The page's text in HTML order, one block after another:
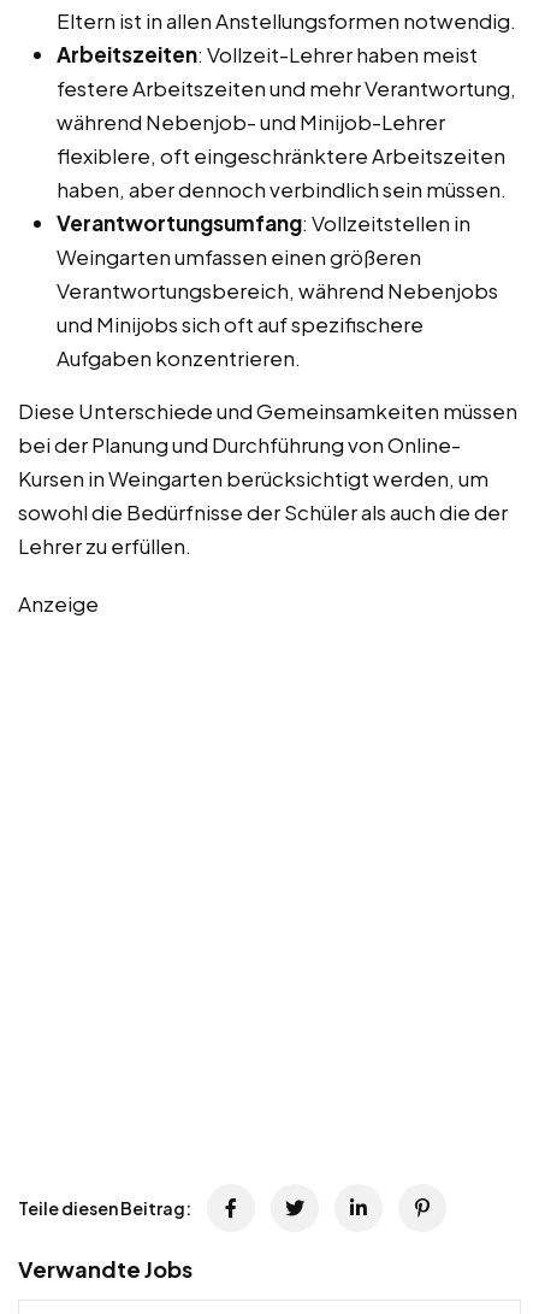
Eltern ist in allen Anstellungsformen notwendig.
Arbeitszeiten: Vollzeit-Lehrer haben meist
festere Arbeitszeiten und mehr Verantwortung,
während Nebenjob- und Minijob-Lehrer
flexiblere, oft eingeschränktere Arbeitszeiten
haben, aber dennoch verbindlich sein müssen.
Verantwortungsumfang: Vollzeitstellen in
Weingarten umfassen einen größeren
Verantwortungsbereich, während Nebenjobs
und Minijobs sich oft auf spezifischere
Aufgaben konzentrieren.
Diese Unterschiede und Gemeinsamkeiten müssen
bei der Planung und Durchführung von Online-
Kursen in Weingarten berücksichtigt werden, um
sowohl die Bedürfnisse der Schüler als auch die der
Lehrer zu erfüllen.
Anzeige
Teile diesen Beitrag:
Verwandte Jobs